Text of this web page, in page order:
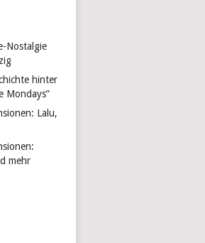
Nostalgie
hinter
Mondays”
Lalu,
mehr